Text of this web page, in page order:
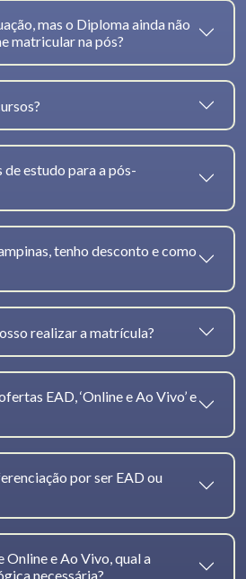
mas o Diploma ainda não
matricular na pós?
estudo para a pós-
tenho desconto e como
realizar a matrícula?
EAD, ‘Online e Ao Vivo’ e
por ser EAD ou
Online e Ao Vivo, qual a
necessária?